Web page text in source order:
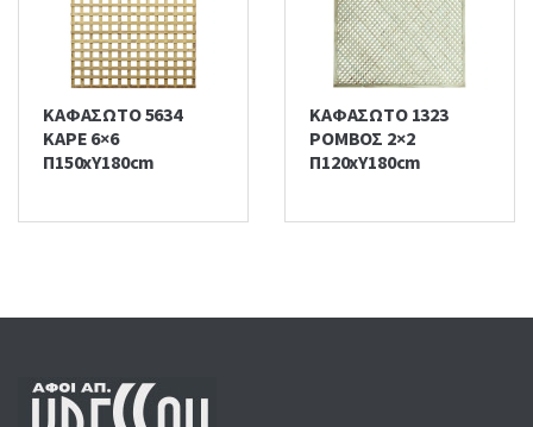
ΚΑΦΑΣΩΤΟ 5634
ΚΑΡΕ 6×6
Π150xΥ180cm
ΚΑΦΑΣΩΤΟ 1323
ΡΟΜΒΟΣ 2×2
Π120xΥ180cm